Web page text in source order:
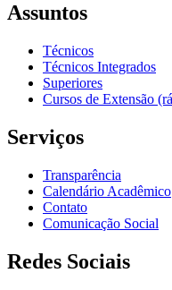
Assuntos
Técnicos
Técnicos Integrados
Superiores
Cursos de Extensão
Serviços
Transparência
Calendário Acadêmico
Contato
Comunicação Social
Redes Sociais